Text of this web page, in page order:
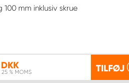
100 mm inklusiv skrue
25 % MOMS TILFØJ